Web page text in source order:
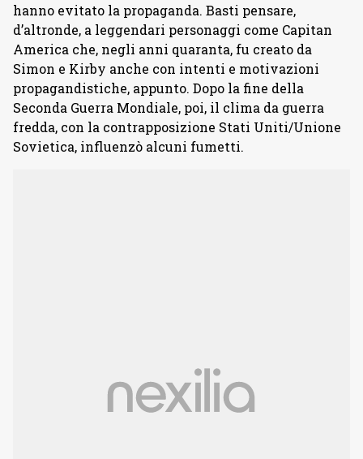
hanno evitato la propaganda. Basti pensare,
d’altronde, a leggendari personaggi come Capitan
America che, negli anni quaranta, fu creato da
Simon e Kirby anche con intenti e motivazioni
propagandistiche, appunto. Dopo la fine della
Seconda Guerra Mondiale, poi, il clima da guerra
fredda, con la contrapposizione Stati Uniti/Unione
Sovietica, influenzò alcuni fumetti.